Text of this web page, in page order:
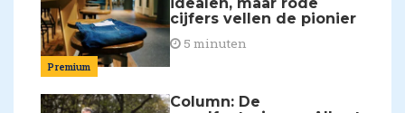
Premium
cijfers vellen de pionier
5 minuten
Column: De